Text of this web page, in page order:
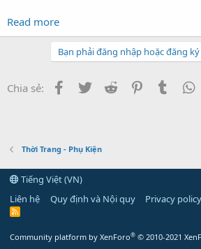
Read more
Bạn phải đăng nhập hoặc đăng
Chia sẻ: Facebook
Twitter Reddit PinterestTumblr
Thời Trang - Phụ Kiện
Tiếng Việt (VN)
Liên hệ
Quy định và Nội quy Privacy policy
R
Community platform by XenForo® © 2010-2021